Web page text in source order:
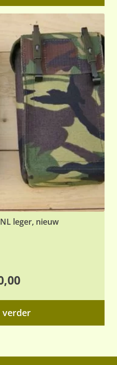
leger, nieuw
verder